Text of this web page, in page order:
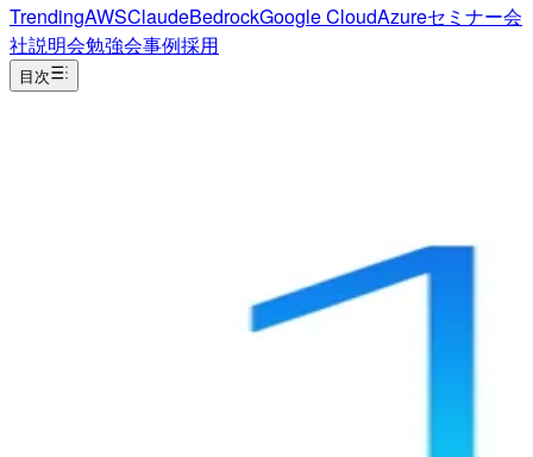
TrendingAWSClaudeBedrockGoogle CloudAzureセミナー会
社説明会勉強会事例採用
目次